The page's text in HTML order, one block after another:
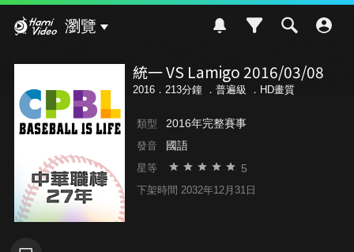
瀏覽
統一 VS Lamigo 2016/03/08
2016．213分鐘 ． 普遍級 ．HD畫質
類型 2016年完整賽事
發音 國語
星等 5
下架時間 2032年12月31日